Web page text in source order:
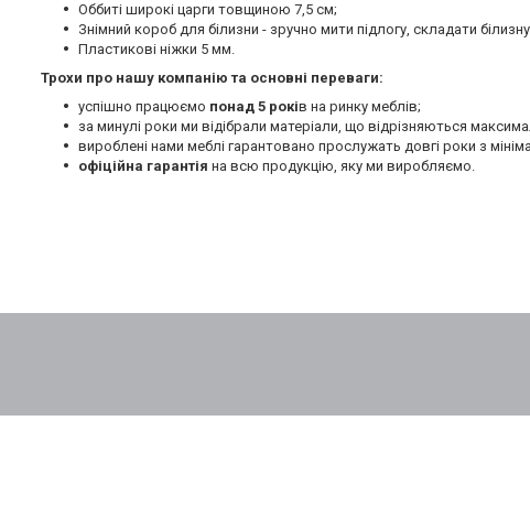
Оббиті широкі царги товщиною 7,5 см;
Знімний короб для білизни - зручно мити підлогу, складати
Пластикові ніжки 5 мм.
Трохи про нашу компанію та основні переваги:
успішно працюємо понад 5 років на ринку меблів;
за минулі роки ми відібрали матеріали, що відрізняються
вироблені нами меблі гарантовано прослужать довгі роки з
офіційна гарантія на всю продукцію, яку ми виробляємо.